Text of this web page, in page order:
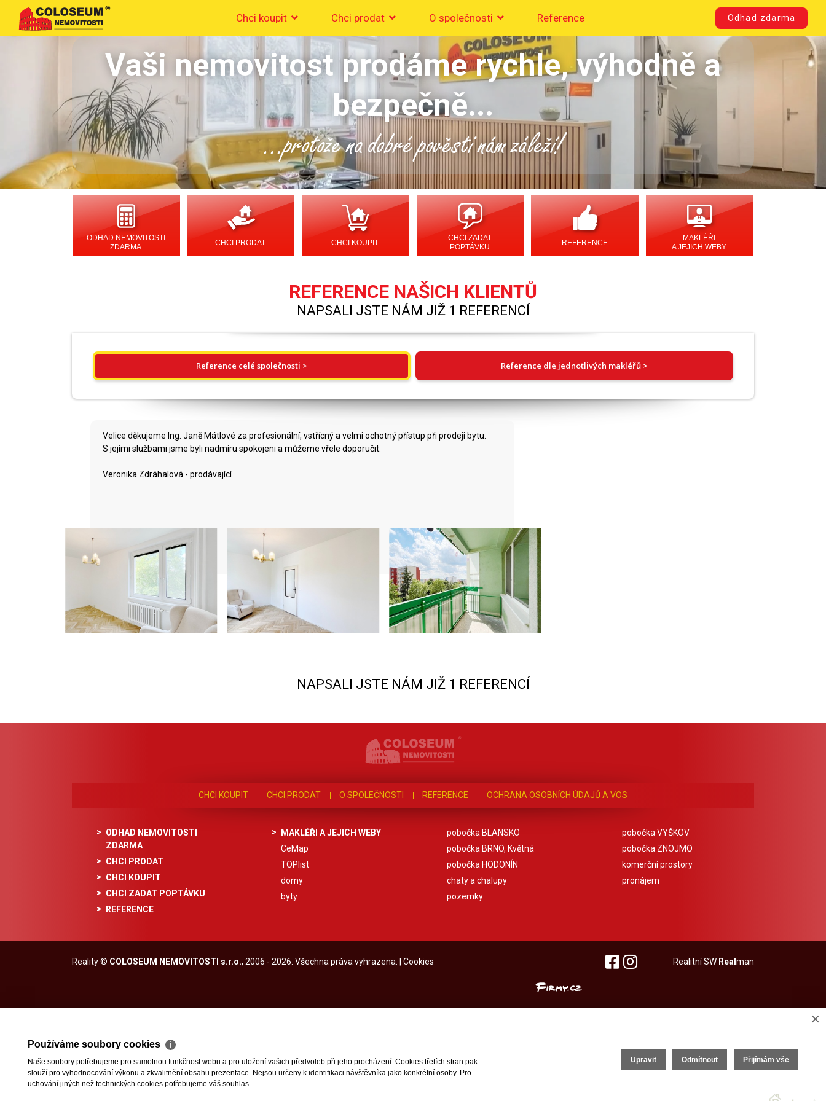
Chci koupit Chci prodat O společnosti Reference Odhad zdarma
Vaši nemovitost prodáme rychle, výhodně a
bezpečně...
...protože na dobré pověsti nám záleží!
ODHAD NEMOVITOSTI
ZDARMA
CHCI PRODAT CHCI KOUPIT
CHCI ZADAT
POPTÁVKU
REFERENCE
MAKLÉŘI
A JEJICH WEBY
REFERENCE NAŠICH KLIENTŮ
NAPSALI JSTE NÁM JIŽ 1 REFERENCÍ
Reference celé společnosti > Reference dle jednotlivých makléřů >
Velice děkujeme Ing. Janě Mátlové za profesionální, vstřícný a velmi ochotný přístup při prodeji bytu.
S jejími službami jsme byli nadmíru spokojeni a můžeme vřele doporučit.
Veronika Zdráhalová - prodávající
NAPSALI JSTE NÁM JIŽ 1 REFERENCÍ
CHCI KOUPIT CHCI PRODAT O SPOLEČNOSTI REFERENCE OCHRANA OSOBNÍCH ÚDAJŮ A VOS
ODHAD NEMOVITOSTI
ZDARMA
CHCI PRODAT
CHCI KOUPIT
CHCI ZADAT POPTÁVKU
REFERENCE
MAKLÉŘI A JEJICH WEBY
CeMap
TOPlist
domy
byty
pobočka BLANSKO
pobočka BRNO, Květná
pobočka HODONÍN
chaty a chalupy
pozemky
pobočka VYŠKOV
pobočka ZNOJMO
komerční prostory
pronájem
Reality© COLOSEUM NEMOVITOSTI s.r.o., 2006 - 2026. Všechna práva vyhrazena. | Cookies Realitní SW Real man
×
Používáme soubory cookies ℹ
Naše soubory potřebujeme pro samotnou funkčnost webu a pro uložení vašich předvoleb při jeho procházení. Cookies třetích stran pak
slouží pro vyhodnocování výkonu a zkvalitnění obsahu prezentace. Nejsou určeny k identifikaci návštěvníka jako konkrétní osoby. Pro
uchování jiných než technických cookies potřebujeme váš souhlas.
Upravit Odmítnout Přijímám vše